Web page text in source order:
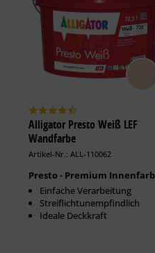
Alligator Presto Weiß LEF
Wandfarbe
Artikel-Nr.: ALL-110062
Presto - Premium
Einfache Verarbeitung
Streiflichtunempfindlich
Ideale Deckkraft